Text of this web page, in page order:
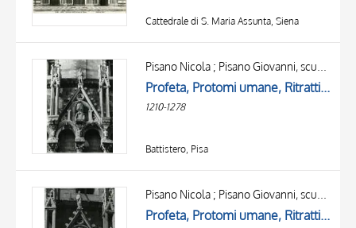
Cattedrale di S. Maria Assunta, Siena
Profeta, Protomi umane, Ritratti maschili, San Cornelio centurione
1210-1278
Battistero, Pisa
Profeta, Protomi umane, Ritratti maschili, Apostolo, Ritratto femminile